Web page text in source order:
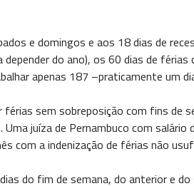
e domingos e aos 18 dias de
depender do ano), os 60 dias de
apenas 187 –praticamente um
férias sem sobreposição com fins de
Uma juíza de Pernambuco com
com a indenização de férias não
do fim de semana, do anterior e